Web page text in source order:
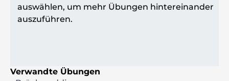
auswählen, um mehr Übungen hintereinander
auszuführen.
Verwandte Übungen